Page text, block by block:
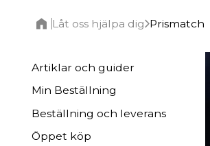
Låt oss hjälpa dig Prismatch
Artiklar och guider
Min Beställning
Beställning och leverans
Öppet köp